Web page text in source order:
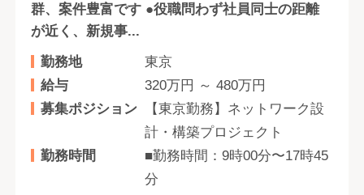
群、案件豊富です ●役職問わず社員同士の距離
が近く、新規事...
勤務地
東京
給与
320万円 ～ 480万円
募集ポジション
【東京勤務】ネットワーク設
計・構築プロジェクト
勤務時間
■勤務時間：9時00分〜17時45
分